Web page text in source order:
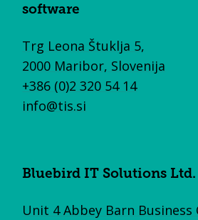
software
Trg Leona Štuklja 5,
2000 Maribor, Slovenija
+386 (0)2 320 54 14
info@tis.si
Bluebird IT Solutions Ltd.
Unit 4 Abbey Barn Business